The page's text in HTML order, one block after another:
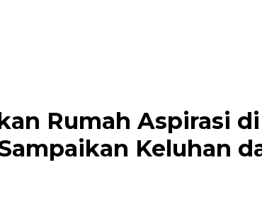
Rumah Aspirasi
Keluhan